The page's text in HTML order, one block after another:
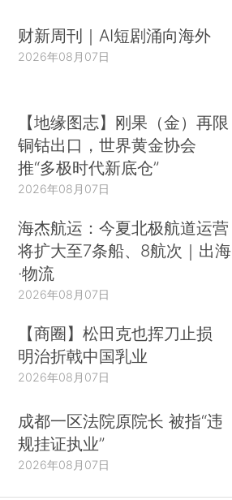
财新周刊｜AI短剧涌向海外
2026年08月07日
【地缘图志】刚果（金）再限
铜钴出口，世界黄金协会
推“多极时代新底仓”
2026年08月07日
海杰航运：今夏北极航道运营
将扩大至7条船、8航次｜出海
·物流
2026年08月07日
【商圈】松田克也挥刀止损
明治折戟中国乳业
2026年08月07日
成都一区法院原院长 被指“违
规挂证执业”
2026年08月07日